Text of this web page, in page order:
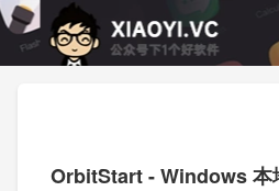
OrbitStart - Windows 本